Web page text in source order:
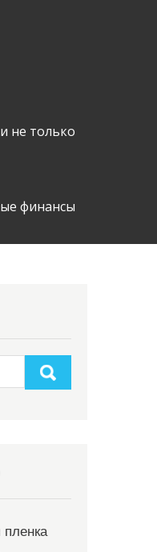
не только
финансы